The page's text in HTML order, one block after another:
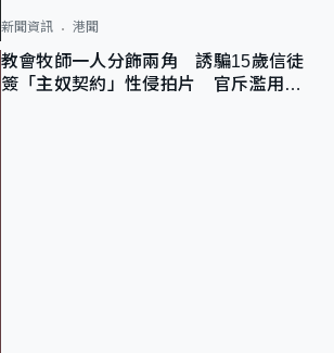
新聞資訊 港聞
教會牧師一人分飾兩角 誘騙15歲信徒
簽「主奴契約」性侵拍片 官斥濫用教